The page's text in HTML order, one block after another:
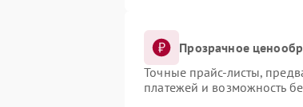
Прозрачное
Точные прайс-листы,
платежей и возможность